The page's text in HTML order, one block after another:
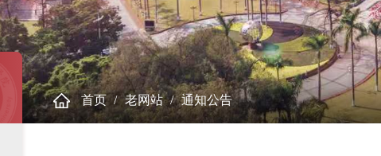
学术刊物
经院智库
首页 老网站 通知公告